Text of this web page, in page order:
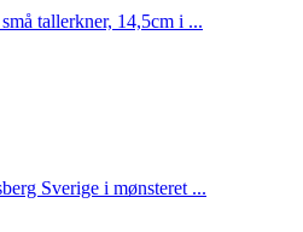
tallerkner, 14,5cm i ...
Sverige i mønsteret ...